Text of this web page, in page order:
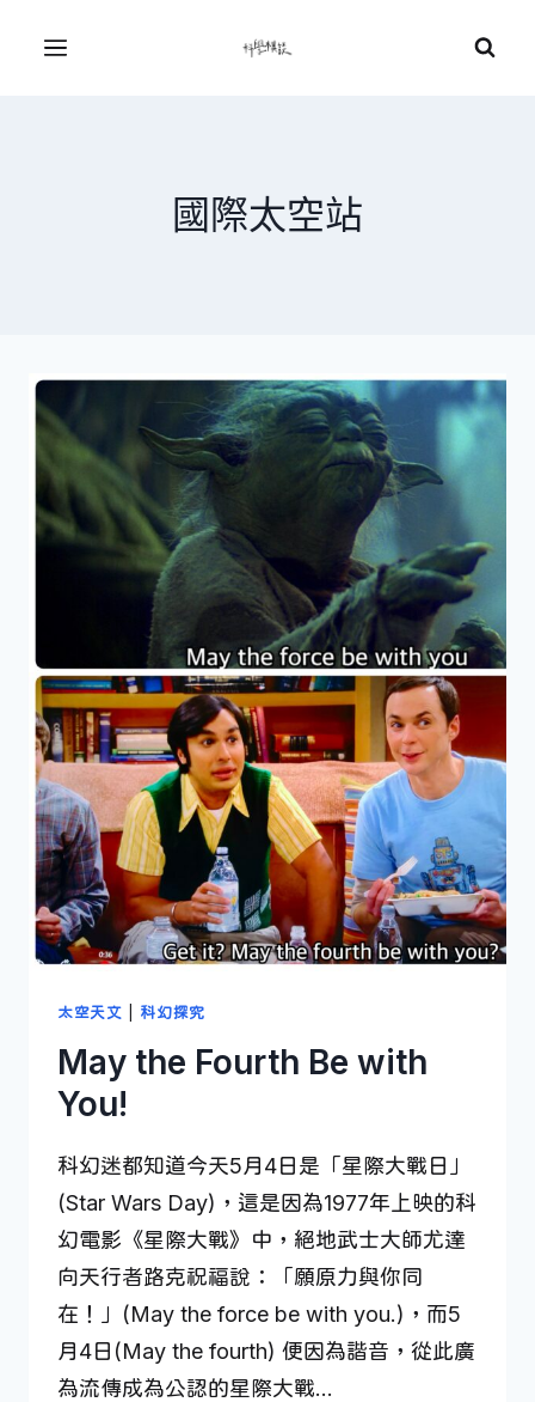
Menu
國際太空站
太空天文 科幻探究
May the Fourth Be with
You!
科幻迷都知道今天5月4日是「星際大戰日」
(Star Wars Day)，這是因為1977年上映的科
幻電影《星際大戰》中，絕地武士大師尤達
向天行者路克祝福說：「願原力與你同
在！」(May the force be with you.)，而5
月4日(May the fourth) 便因為諧音，從此廣
為流傳成為公認的星際大戰…